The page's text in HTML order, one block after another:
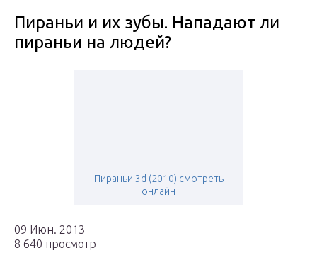
Пираньи и их зубы. Нападают ли
пираньи на людей?
Пираньи 3d (2010) смотреть
онлайн
09 Июн. 2013
8 640 просмотр